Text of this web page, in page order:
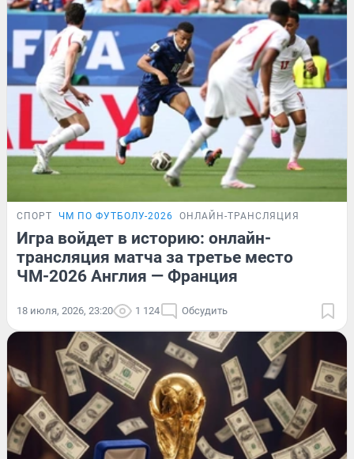
СПОРТ ЧМ ПО ФУТБОЛУ-2026 ОНЛАЙН-ТРАНСЛЯЦИЯ
Игра войдет в историю: онлайн-
трансляция матча за третье место
ЧМ-2026 Англия — Франция
18 июля, 2026, 23:20 1 124 Обсудить